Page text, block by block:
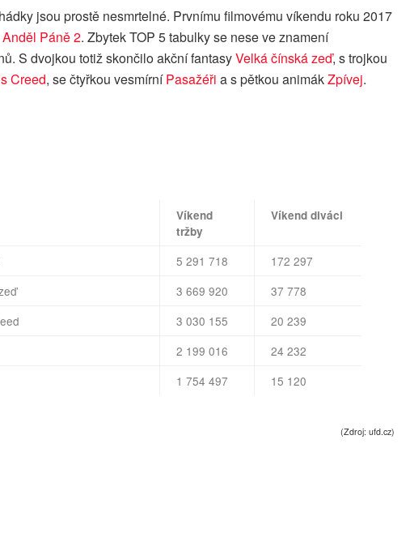
jsou prostě nesmrtelné. Prvnímu filmovému víkendu roku 2017
Anděl Páně 2. Zbytek TOP 5 tabulky se nese ve znamení
S dvojkou totiž skončilo akční fantasyVelká čínská zeď, s trojkou
Creed, se čtyřkou vesmírníPasažéři a s pětkou animákZpívej.
Víkend
tržby
Víkend diváci
5 291 718 172 297
3 669 920 37 778
3 030 155 20 239
2 199 016 24 232
1 754 497 15 120
(Zdroj: ufd.cz)